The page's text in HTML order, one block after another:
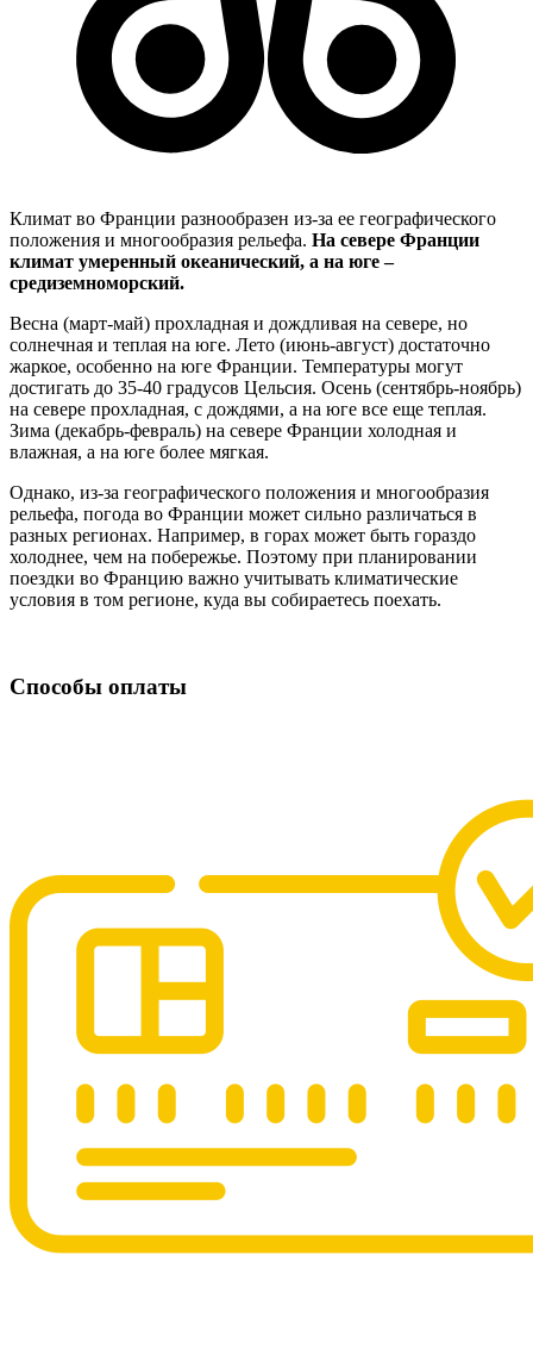
Климат во Франции разнообразен из-за ее географического
положения и многообразия рельефа. На севере Франции
климат умеренный океанический, а на юге –
средиземноморский.
Весна (март-май) прохладная и дождливая на севере, но
солнечная и теплая на юге. Лето (июнь-август) достаточно
жаркое, особенно на юге Франции. Температуры могут
достигать до 35-40 градусов Цельсия. Осень (сентябрь-ноябрь)
на севере прохладная, с дождями, а на юге все еще теплая.
Зима (декабрь-февраль) на севере Франции холодная и
влажная, а на юге более мягкая.
Однако, из-за географического положения и многообразия
рельефа, погода во Франции может сильно различаться в
разных регионах. Например, в горах может быть гораздо
холоднее, чем на побережье. Поэтому при планировании
поездки во Францию важно учитывать климатические
условия в том регионе, куда вы собираетесь поехать.
Способы оплаты